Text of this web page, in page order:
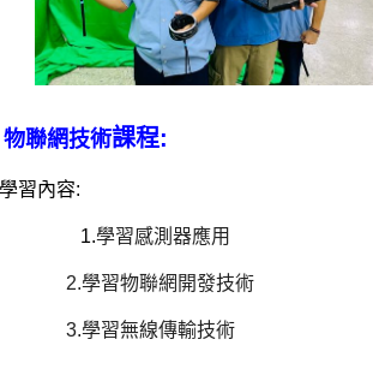
聯網技術課程:
內容:
學習感測器應用
學習物聯網開發技術
學習無線傳輸技術